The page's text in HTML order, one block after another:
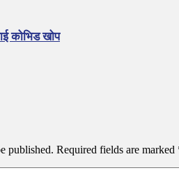
कोभिड खोप
published. Required fields are marked